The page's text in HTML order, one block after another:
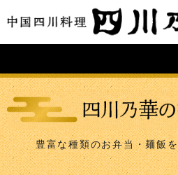
豊富な種類のお弁当・麺飯